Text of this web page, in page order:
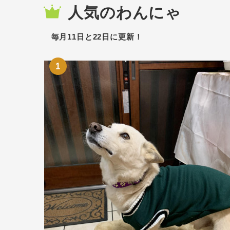
人気のわんにゃ
毎月11日と22日に更新！
1